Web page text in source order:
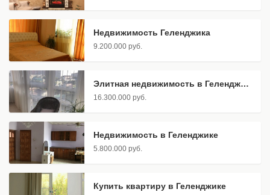
Недвижимость Геленджика
9.200.000 руб.
Элитная недвижимость в Геленджике
16.300.000 руб.
Недвижимость в Геленджике
5.800.000 руб.
Купить квартиру в Геленджике